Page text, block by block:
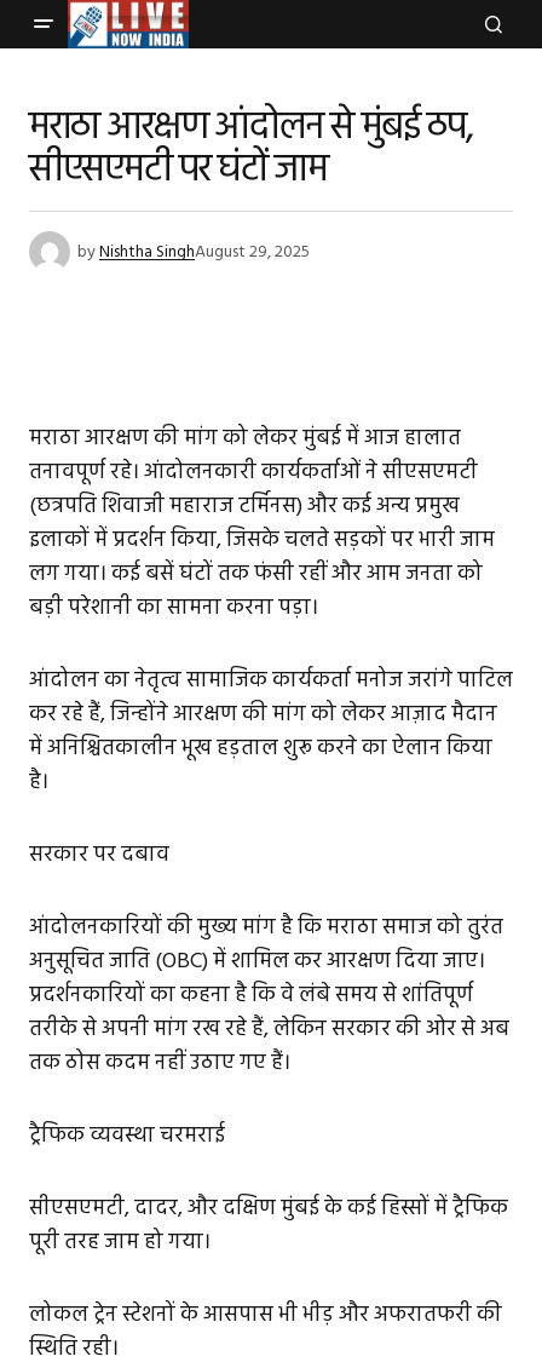
मराठा आरक्षण आंदोलन से मुंबई ठप,
सीएसएमटी पर घंटों जाम
byNishtha SinghAugust 29, 2025
मराठा आरक्षण की मांग को लेकर मुंबई में आज हालात
तनावपूर्ण रहे। आंदोलनकारी कार्यकर्ताओं ने सीएसएमटी
(छत्रपति शिवाजी महाराज टर्मिनस) और कई अन्य प्रमुख
इलाकों में प्रदर्शन किया, जिसके चलते सड़कों पर भारी जाम
लग गया। कई बसें घंटों तक फंसी रहीं और आम जनता को
बड़ी परेशानी का सामना करना पड़ा।
आंदोलन का नेतृत्व सामाजिक कार्यकर्ता मनोज जरांगे पाटिल
कर रहे हैं, जिन्होंने आरक्षण की मांग को लेकर आज़ाद मैदान
में अनिश्चितकालीन भूख हड़ताल शुरू करने का ऐलान किया
है।
सरकार पर दबाव
आंदोलनकारियों की मुख्य मांग है कि मराठा समाज को तुरंत
अनुसूचित जाति (OBC) में शामिल कर आरक्षण दिया जाए।
प्रदर्शनकारियों का कहना है कि वे लंबे समय से शांतिपूर्ण
तरीके से अपनी मांग रख रहे हैं, लेकिन सरकार की ओर से अब
तक ठोस कदम नहीं उठाए गए हैं।
ट्रैफिक व्यवस्था चरमराई
सीएसएमटी, दादर, और दक्षिण मुंबई के कई हिस्सों में ट्रैफिक
पूरी तरह जाम हो गया।
लोकल ट्रेन स्टेशनों के आसपास भी भीड़ और अफरातफरी की
स्थिति रही।